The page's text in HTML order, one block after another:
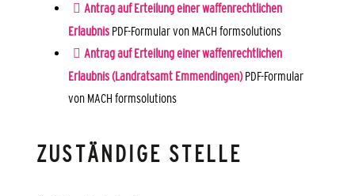
Antrag auf Erteilung einer waffenrechtlichen
Erlaubnis PDF-Formular von MACH formsolutions
Antrag auf Erteilung einer waffenrechtlichen
Erlaubnis (Landratsamt Emmendingen) PDF-Formular
von MACH formsolutions
ZUSTÄNDIGE STELLE